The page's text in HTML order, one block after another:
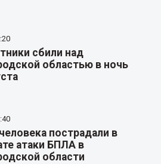
сбили над
областью в ночь
пострадали в
атаки БПЛА в
области